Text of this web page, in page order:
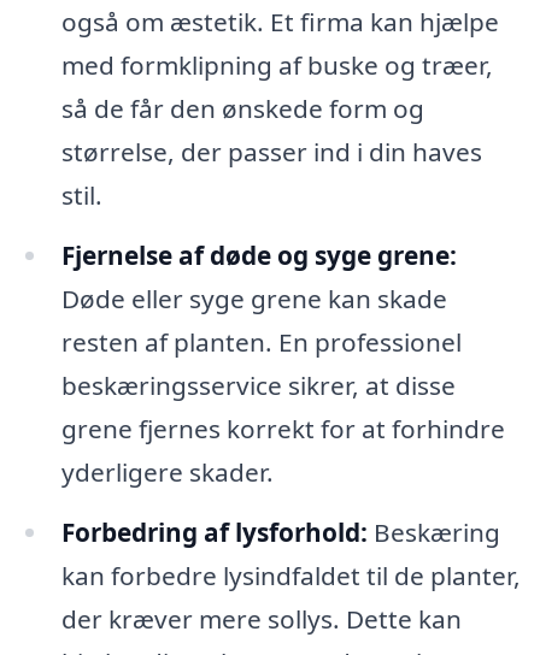
også om æstetik. Et firma kan hjælpe
med formklipning af buske og træer,
så de får den ønskede form og
størrelse, der passer ind i din haves
stil.
Fjernelse af døde og syge grene:
Døde eller syge grene kan skade
resten af planten. En professionel
beskæringsservice sikrer, at disse
grene fjernes korrekt for at forhindre
yderligere skader.
Forbedring af lysforhold: Beskæring
kan forbedre lysindfaldet til de planter,
der kræver mere sollys. Dette kan